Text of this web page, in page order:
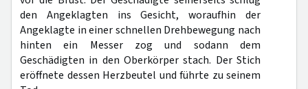
den Angeklagten ins Gesicht, woraufhin der
Angeklagte in einer schnellen Drehbewegung nach
hinten ein Messer zog und sodann dem
Geschädigten in den Oberkörper stach. Der Stich
eröffnete dessen Herzbeutel und führte zu seinem